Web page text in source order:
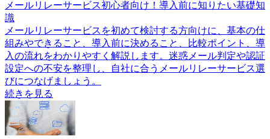
メールリレーサービス初心者向け！導入前に知りたい基礎知
識
メールリレーサービスを初めて検討する方向けに、基本の仕
組みやできること、導入前に決めること、比較ポイント、導
入の流れをわかりやすく解説します。迷惑メール判定や認証
設定への不安を整理し、自社に合うメールリレーサービス選
びにつなげましょう。
続きを見る